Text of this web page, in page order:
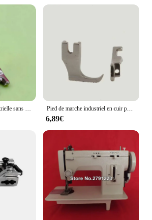
Machine à coudre industrielle sans SerCorrecteur, pied de marche, presseur, assemblages en cuir lisse et délicat Pied de marche industriel en cuir pour Machine à coudre, Guide à bord droit
6,89€